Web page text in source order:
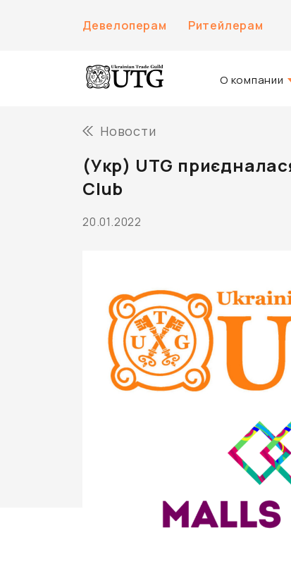
Девелоперам Ритейлерам
О компании
Команда UTG
Новости
(Укр) UTG
Club
20.01.2022